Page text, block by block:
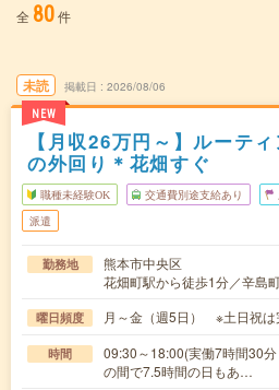
全 80件
未読
NEW
掲載日 2026/08/06
【月収26万円～】ルーテ
の外回り＊花畑すぐ
職種未経験OK 交通費別途支給あり
派遣
勤務地
熊本市中央区
花畑町駅から徒歩1分／辛島
曜日頻度 月～金（週5日） ※土日祝は
時間
09:30～18:00(実働7時間30
の間で7.5時間の日もあ…